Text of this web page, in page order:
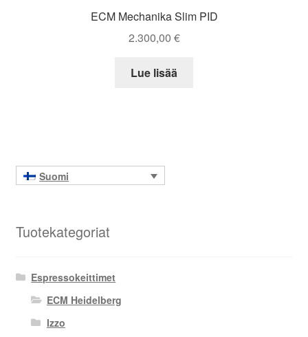
ECM Mechanika Slim PID
2.300,00 €
Lue lisää
Suomi
Tuotekategoriat
Espressokeittimet
ECM Heidelberg
Izzo